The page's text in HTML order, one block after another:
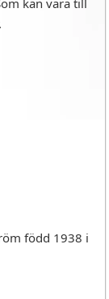
född 1938 i